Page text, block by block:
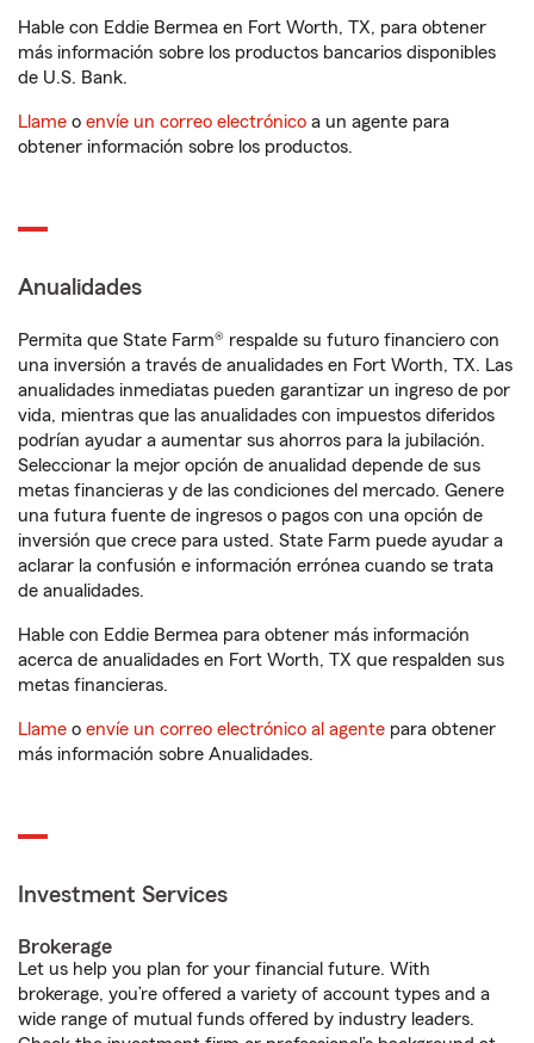
Hable con Eddie Bermea en Fort Worth, TX, para obtener
más información sobre los productos bancarios disponibles
de U.S. Bank.
Llame o envíe un correo electrónico a un agente para
obtener información sobre los productos.
Anualidades
Permita que State Farm® respalde su futuro financiero con
una inversión a través de anualidades en Fort Worth, TX. Las
anualidades inmediatas pueden garantizar un ingreso de por
vida, mientras que las anualidades con impuestos diferidos
podrían ayudar a aumentar sus ahorros para la jubilación.
Seleccionar la mejor opción de anualidad depende de sus
metas financieras y de las condiciones del mercado. Genere
una futura fuente de ingresos o pagos con una opción de
inversión que crece para usted. State Farm puede ayudar a
aclarar la confusión e información errónea cuando se trata
de anualidades.
Hable con Eddie Bermea para obtener más información
acerca de anualidades en Fort Worth, TX que respalden sus
metas financieras.
Llame o envíe un correo electrónico al agente para obtener
más información sobre Anualidades.
Investment Services
Brokerage
Let us help you plan for your financial future. With
brokerage, you’re offered a variety of account types and a
wide range of mutual funds offered by industry leaders.